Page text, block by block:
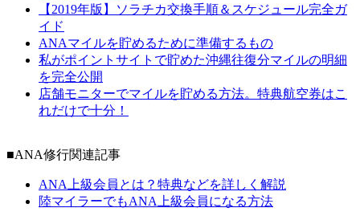
【2019年版】ソラチカ交換手順＆スケジュール完全ガ
イド
ANAマイルを貯めるために準備するもの
私がポイントサイトで貯めた沖縄往復分マイルの明細
を完全公開
店舗モニターでマイルを貯める方法。特典航空券はこ
れだけで十分！
■ANA修行関連記事
ANA上級会員とは？特典などを詳しく解説
陸マイラーでもANA上級会員になる方法